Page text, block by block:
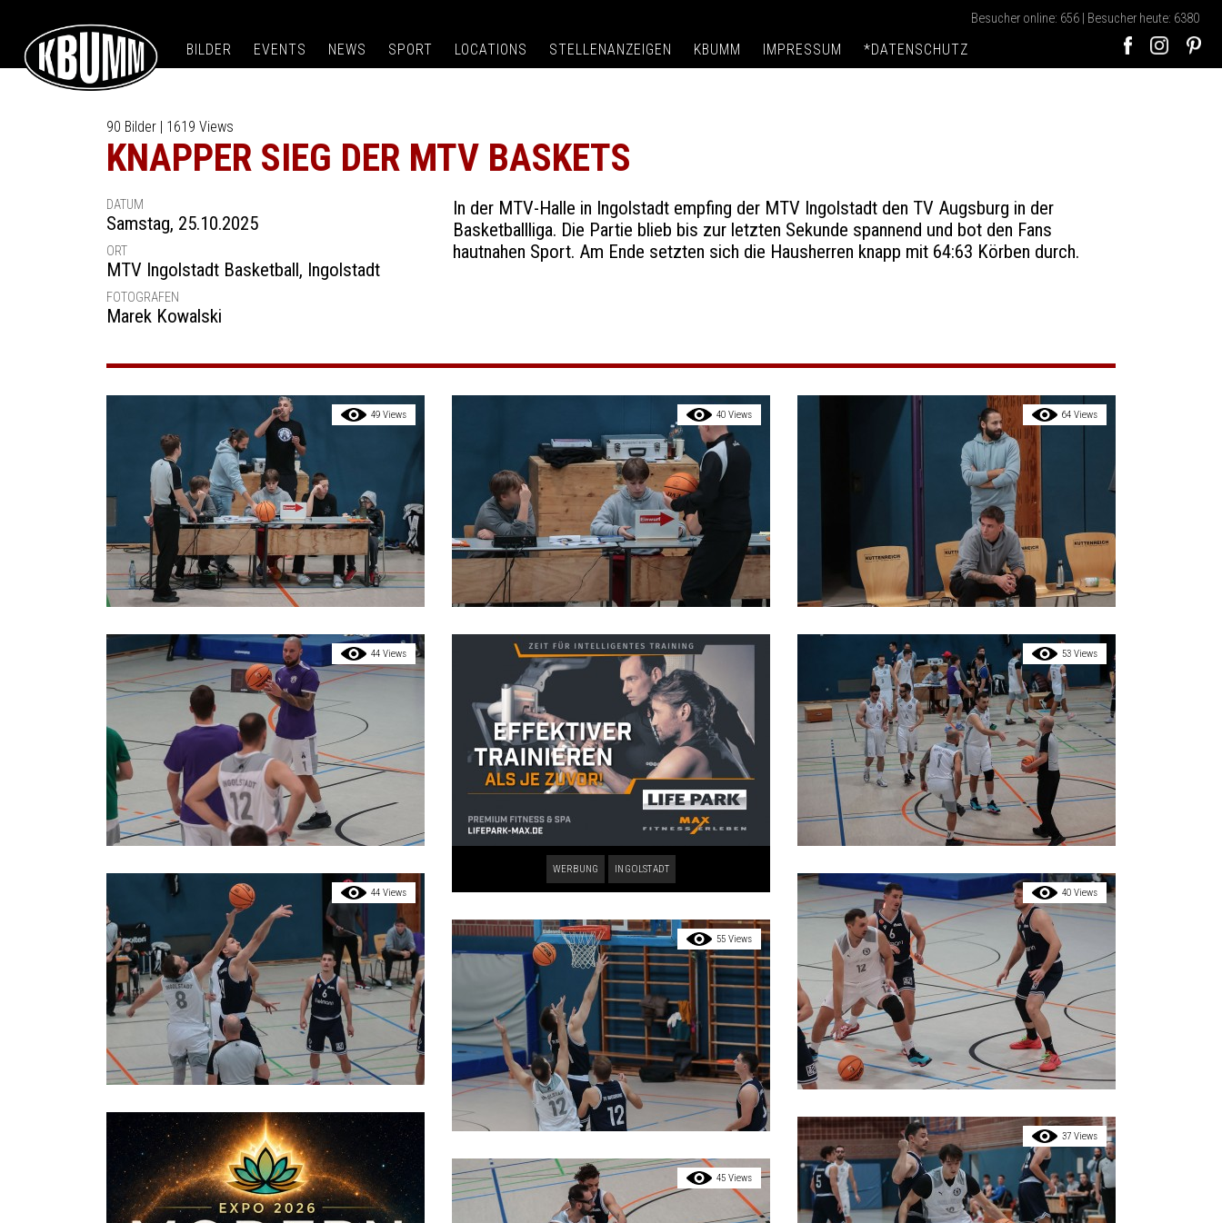
Besucher online: 656 | Besucher heute: 6380
BILDER EVENTS NEWS SPORT LOCATIONS STELLENANZEIGEN KBUMM IMPRESSUM *DATENSCHUTZ
90 Bilder | 1619 Views
KNAPPER SIEG DER MTV BASKETS
DATUM
Samstag, 25.10.2025
ORT
MTV Ingolstadt Basketball, Ingolstadt
FOTOGRAFEN
Marek Kowalski
In der MTV-Halle in Ingolstadt empfing der MTV Ingolstadt den TV Augsburg in der
Basketballliga. Die Partie blieb bis zur letzten Sekunde spannend und bot den Fans
hautnahen Sport. Am Ende setzten sich die Hausherren knapp mit 64:63 Körben durch.
49 Views 40 Views 64 Views
44 Views
WERBUNG INGOLSTADT
53 Views
44 Views 40 Views
55 Views
37 Views
45 Views